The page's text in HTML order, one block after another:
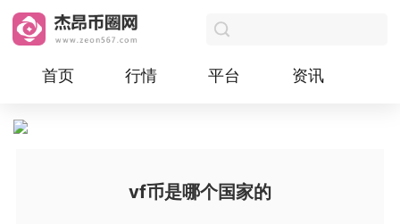
首页 行情 平台 资讯
vf币是哪个国家的